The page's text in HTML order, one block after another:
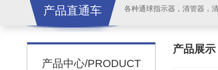
产品直通车 各种通球指示器，清管器，
产品中心/PRODUCT
产品展示